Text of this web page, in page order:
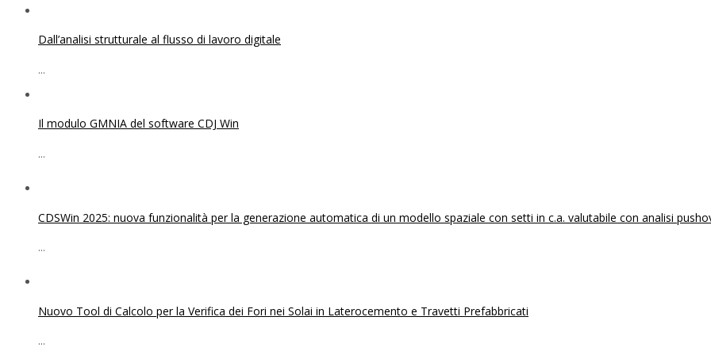
Dall’analisi strutturale al flusso di lavoro digitale
...
Il modulo GMNIA del software CDJ Win
...
CDSWin 2025: nuova funzionalità per la generazione automatica di un modello spaziale con setti in c.a. valutabile con analisi
...
Nuovo Tool di Calcolo per la Verifica dei Fori nei Solai in Laterocemento e Travetti Prefabbricati
...